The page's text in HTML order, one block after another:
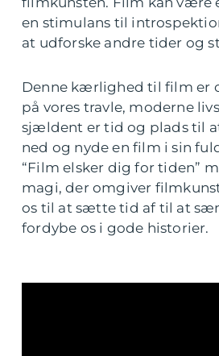
en stimulans til
at udforske andre tider og
Denne kærlighed til film er
på vores travle, moderne
sjældent er tid og plads til
ned og nyde en film i sin
“Film elsker dig for tiden”
magi, der omgiver
os til at sætte tid af til at
fordybe os i gode historier.